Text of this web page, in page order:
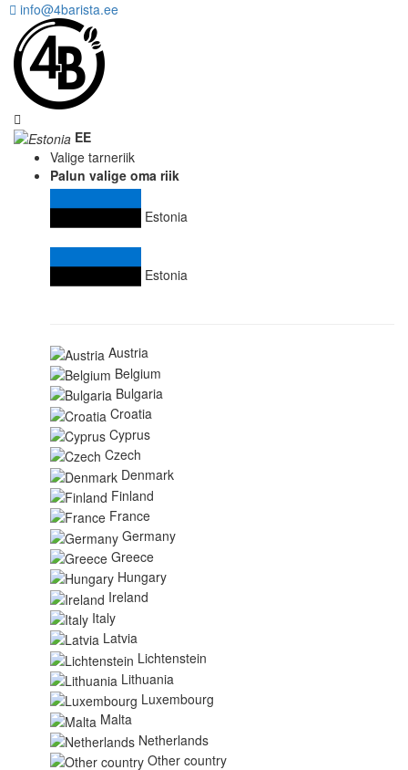
info@4barista.ee
EE
Valige tarneriik
Palun valige oma riik
Estonia
Estonia
Austria
Belgium
Bulgaria
Croatia
Cyprus
Czech
Denmark
Finland
France
Germany
Greece
Hungary
Ireland
Italy
Latvia
Lichtenstein
Lithuania
Luxembourg
Malta
Netherlands
Other country